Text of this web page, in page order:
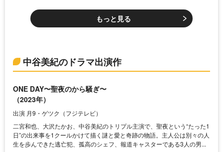
もっと見る
中谷美紀のドラマ出演作
ONE DAY〜聖夜のから騒ぎ〜
（2023年）
出演 月9・ゲツク（フジテレビ）
二宮和也、大沢たかお、中谷美紀のトリプル主演で、聖夜という“たった1
日”の出来事を1クールかけて描く謎と愛と奇跡の物語。主人公は別々の人
生を歩んできた逃亡犯、孤高のシェフ、報道キャスターである3人の男...